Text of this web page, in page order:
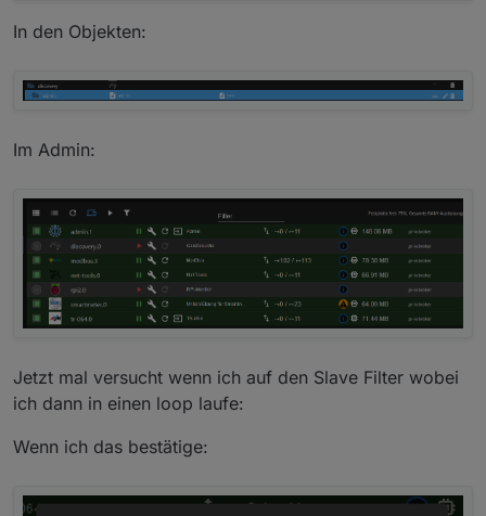
In den Objekten:
Im Admin:
Jetzt mal versucht wenn ich auf den Slave Filter wobei
ich dann in einen loop laufe:
Wenn ich das bestätige: